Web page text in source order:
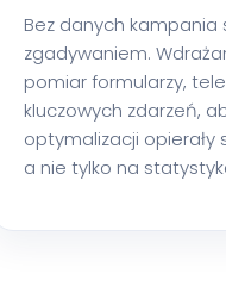
Bez danych kampania
zgadywaniem.
pomiar formularzy,
kluczowych zdarzeń,
optymalizacji opierały
a nie tylko na